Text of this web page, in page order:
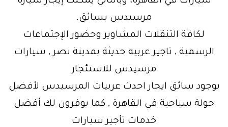
مرسيدس بسائق.
لكافة التنقلات المشاوير وحضور الإجتماعات
الرسمية , تاجير عربيه حديثة بمدينة نصر , سيارات
مرسيدس للاستئجار
بوجود سائق ايجار احدث عربيات المرسيدس لأفضل
جولة سياحية في القاهرة , كما يوفرون لك أفضل
خدمات تأجير سيارات